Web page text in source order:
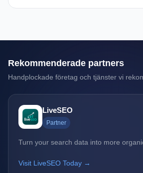
Rekommenderade partners
Handplockade företag och tjänster vi
LiveSEO
Partner
Turn your search data into more
Visit LiveSEO Today →